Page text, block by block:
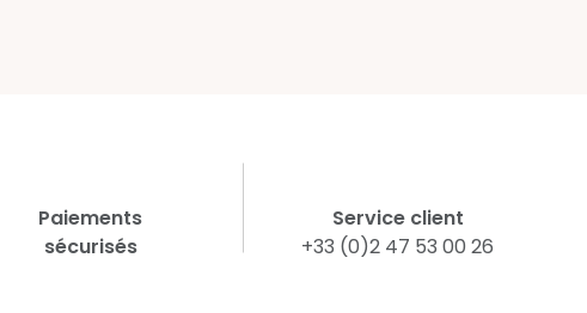
Paiements
sécurisés
Service client
+33 (0)2 47 53 00 26